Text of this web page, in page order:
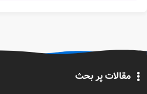
مقالات پر بحث